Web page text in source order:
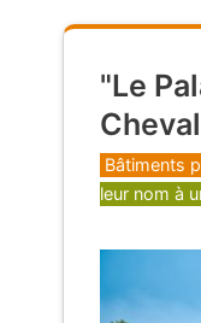
"Le
Catégories
Bâtiments
leur nom à